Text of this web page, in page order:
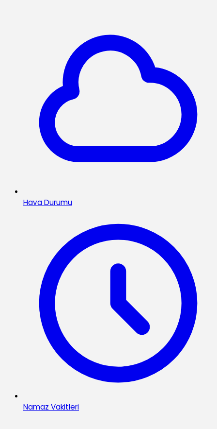
Hava Durumu
Namaz Vakitleri